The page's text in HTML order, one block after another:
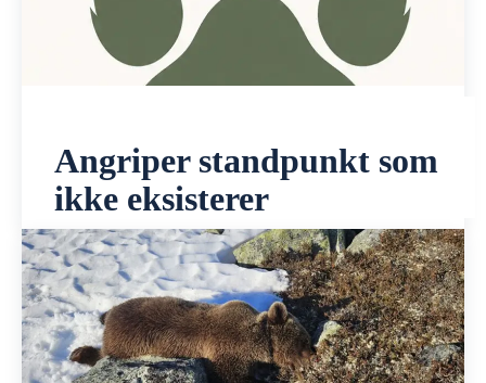
Angriper standpunkt som
ikke eksisterer